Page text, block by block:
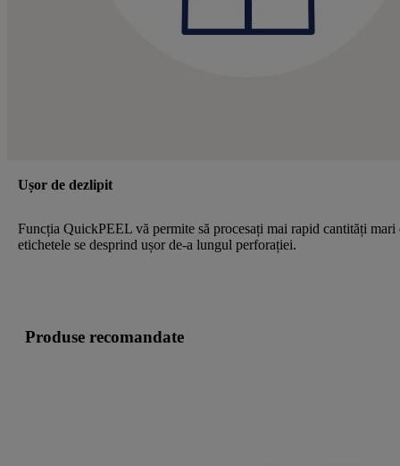
Ușor de dezlipit
Funcția QuickPEEL vă permite să procesați mai rapid cantități
etichetele se desprind ușor de-a lungul perforației.
Produse recomandate